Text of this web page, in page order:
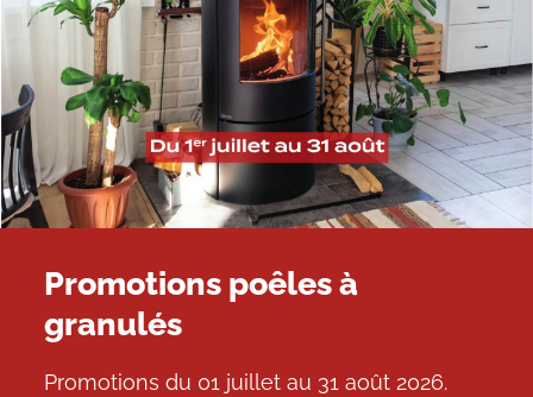
Promotions poêles à
granulés
Promotions du 01 juillet au 31 août 2026.